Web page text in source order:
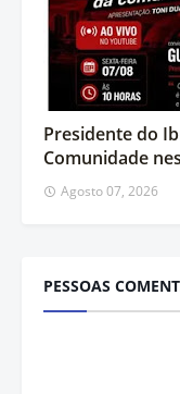
Presidente do
Comunidade
Agosto 07, 2026
PESSOAS